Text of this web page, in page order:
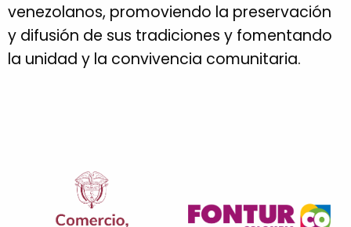
venezolanos, promoviendo la preservación
y difusión de sus tradiciones y fomentando
la unidad y la convivencia comunitaria.